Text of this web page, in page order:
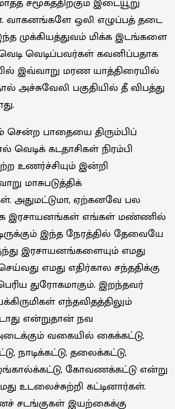
வாகனங்களே ஒலி எழுப்பத் தடை
முக்கியத்துவம் மிக்க இடங்களை
வெடிப்பவர்கள் கவனிப்பதாக
மரண யாத்திரையில்
அச்சுவேலி பகுதியில் தீ விபத்து
சென்ற பாதையை திரும்பிப்
கடதாசிகள் நிரம்பி
உணர்ச்சியும் இன்றி
மாசுபடுத்திக்
அதுமட்டுமா, ஏற்கனவே பல
இரசாயனங்கள் எங்கள் மண்ணில்
இந்த நேரத்தில் தேவையே
இரசாயனங்களையும் எமது
எமது எதிர்கால சந்ததிக்கு
துரோகமாகும். இறந்தவர்
எந்தவிதத்திலும்
என்றுதான் நவ
வகையில் கைக்கட்டு,
நாடிக்கட்டு, தலைக்கட்டு,
கோவணக்கட்டு என்று
உடலைச்சுற்றி கட்டினார்கள்.
சடங்குகள் இயற்கைக்கு